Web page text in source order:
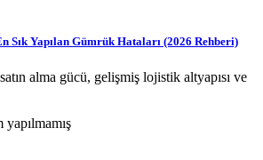
Sık Yapılan Gümrük Hataları (2026 Rehberi)
alma gücü, gelişmiş lojistik altyapısı ve
yapılmamış